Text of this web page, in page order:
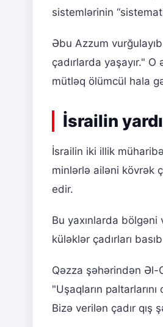
sistemlərinin
Əbu Azzum
çadırlarda yaşayır."
mütləq ölümcül hala
İsrailin
İsrailin iki illik
minlərlə ailəni kövrək
edir.
Bu yaxınlarda bölgəni
küləklər çadırları
Qəzza şəhərindən Əl-
"Uşaqların
Bizə verilən çadır qış